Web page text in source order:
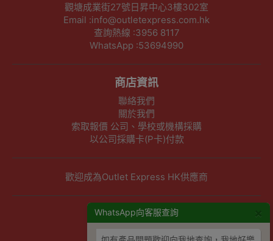
WhatsApp向客服查詢
觀塘成業街27號日昇中心3樓302室
Email :info@outletexpress.com.hk
查詢熱線 :3956 8117
WhatsApp :53694990
商店資訊
聯絡我們
關於我們
索取報價 公司、學校或機構採購
以公司採購卡(P卡)付款
歡迎成為Outlet Express HK供應商
其他資訊